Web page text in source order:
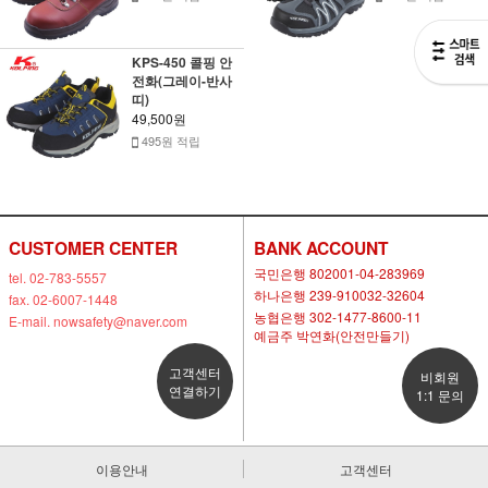
KPS-450 콜핑 안
전화(그레이-반사
띠)
49,500원
495원 적립
CUSTOMER CENTER
tel. 02-783-5557
fax. 02-6007-1448
E-mail. nowsafety@naver.com
고객센터
연결하기
BANK ACCOUNT
국민은행 802001-04-283969
하나은행 239-910032-32604
농협은행 302-1477-8600-11
예금주 박연화(안전만들기)
비회원
1:1 문의
이용안내 고객센터